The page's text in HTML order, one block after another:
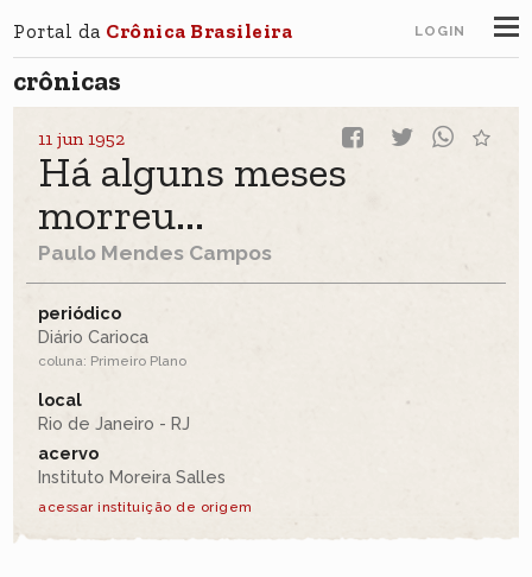
Portal da Crônica Brasileira LOGIN
crônicas
11 jun 1952
Há alguns meses
morreu...
Paulo Mendes Campos
periódico
Diário Carioca
coluna: Primeiro Plano
local
Rio de Janeiro - RJ
acervo
Instituto Moreira Salles
acessar instituição de origem